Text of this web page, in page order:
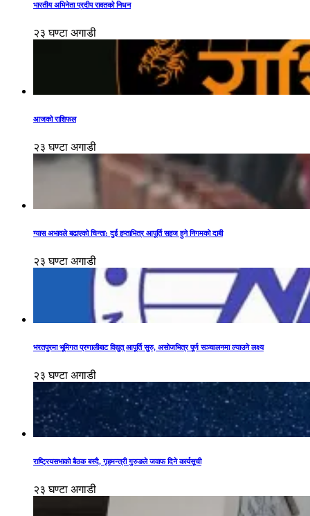
भारतीय अभिनेता प्रदीप रावतको निधन
२३ घण्टा अगाडी
आजको राशिफल
२३ घण्टा अगाडी
ग्यास अभावले बढाएको चिन्ता: दुई हप्ताभित्र आपूर्ति सहज हुने निगमको दाबी
२३ घण्टा अगाडी
भरतपुरमा भूमिगत प्रणालीबाट विद्युत् आपूर्ति सुरु, असोजभित्र पूर्ण सञ्चालनमा ल्याउने लक्ष्य
२३ घण्टा अगाडी
राष्ट्रियसभाको बैठक बस्दै, गृहमन्त्री गुरुङले जवाफ दिने कार्यसूची
२३ घण्टा अगाडी